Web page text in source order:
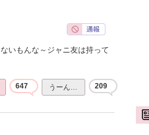
いもんな～ジャニ友は持って
647 うーん… 209